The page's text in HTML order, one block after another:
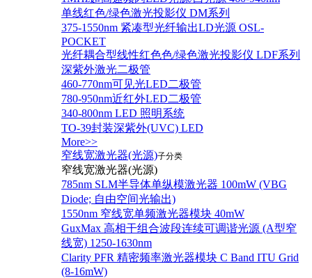
单线红色/绿色激光投影仪 DM系列
375-1550nm 紧凑型光纤输出LD光源 OSL-
POCKET
光纤耦合型线性红色色/绿色激光投影仪 LDF系列
深紫外激光二极管
460-770nm可见光LED二极管
780-950nm近红外LED二极管
340-800nm LED 照明系统
TO-39封装深紫外(UVC) LED
More>>
窄线宽激光器(光源)子分类
窄线宽激光器(光源)
785nm SLM半导体单纵模激光器 100mW (VBG
Diode; 自由空间光输出)
1550nm 窄线宽单频激光器模块 40mW
GuxMax 高相干组合波段连续可调谐光源 (A型窄
线宽) 1250-1630nm
Clarity PFR 精密频率激光器模块 C Band ITU Grid
(8-16mW)